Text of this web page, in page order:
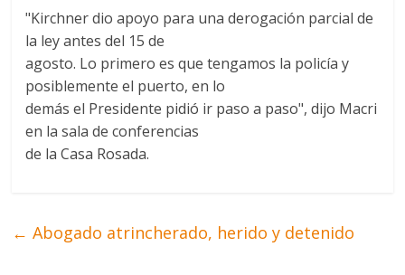
"Kirchner dio apoyo para una derogación parcial de
la ley antes del 15 de
agosto. Lo primero es que tengamos la policía y
posiblemente el puerto, en lo
demás el Presidente pidió ir paso a paso", dijo Macri
en la sala de conferencias
de la Casa Rosada.
← Abogado atrincherado, herido y detenido